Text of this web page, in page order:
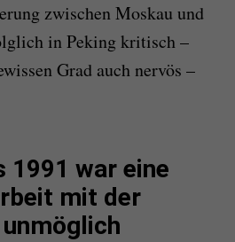
zwischen Moskau und
in Peking kritisch –
Grad auch nervös –
1991 war eine
mit der